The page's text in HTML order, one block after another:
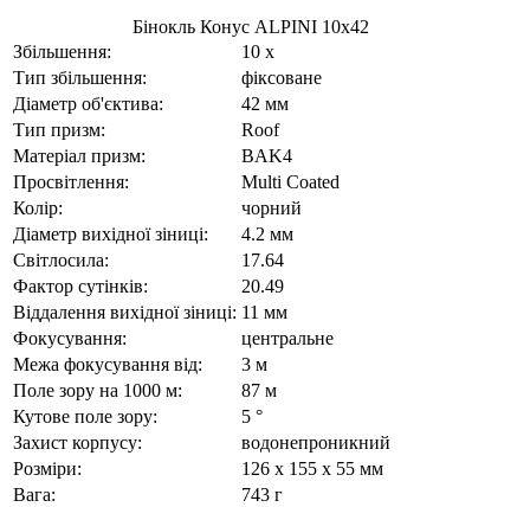
Бінокль Конус ALPINI 10x42
Збільшення:
10 x
Тип збільшення:
фіксоване
Діаметр об'єктива:
42 мм
Тип призм:
Roof
Матеріал призм:
BAK4
Просвітлення:
Multi Coated
Колір:
чорний
Діаметр вихідної зіниці:
4.2 мм
Світлосила:
17.64
Фактор сутінків:
20.49
Віддалення вихідної зіниці: 11 мм
Фокусування:
центральне
Межа фокусування від:
3 м
Поле зору на 1000 м:
87 м
Кутове поле зору:
5 °
Захист корпусу:
водонепроникний
Розміри:
126 x 155 x 55 мм
Вага:
743 г